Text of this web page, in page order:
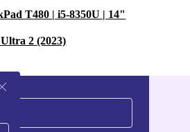
T480 | i5-8350U | 14"
2 (2023)